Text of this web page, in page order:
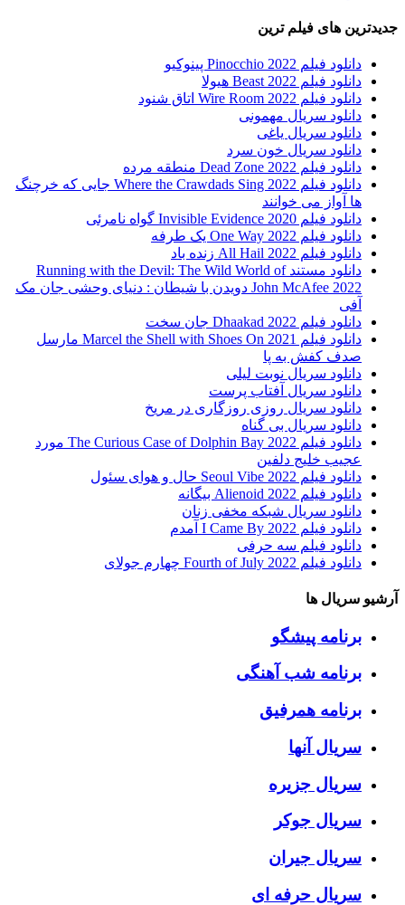
جدیدترین های فیلم ترین
دانلود فیلم Pinocchio 2022 پینوکیو
دانلود فیلم Beast 2022 هیولا
دانلود فیلم Wire Room 2022 اتاق شنود
دانلود سریال مهمونی
دانلود سریال یاغی
دانلود سریال خون سرد
دانلود فیلم 2022 Dead Zone منطقه مرده
دانلود فیلم Where the Crawdads Sing 2022 جایی که خرچنگ
ها آواز می خوانند
دانلود فیلم 2020 Invisible Evidence گواه نامرئی
دانلود فیلم One Way 2022 یک طرفه
دانلود فیلم All Hail 2022 زنده باد
دانلود مستند Running with the Devil: The Wild World of
John McAfee 2022 دویدن با شیطان : دنیای وحشی جان مک
آفی
دانلود فیلم Dhaakad 2022 جان سخت
دانلود فیلم Marcel the Shell with Shoes On 2021 مارسل
صدف کفش به پا
دانلود سریال نوبت لیلی
دانلود سریال آفتاب پرست
دانلود سریال روزی روزگاری در مریخ
دانلود سریال بی گناه
دانلود فیلم The Curious Case of Dolphin Bay 2022 مورد
عجیب خلیج دلفین
دانلود فیلم Seoul Vibe 2022 حال و هوای سئول
دانلود فیلم Alienoid 2022 بیگانه
دانلود سریال شبکه مخفی زنان
دانلود فیلم I Came By 2022 آمدم
دانلود فیلم سه حرفی
دانلود فیلم Fourth of July 2022 چهارم جولای
آرشیو سریال ها
برنامه پیشگو
برنامه شب آهنگی
برنامه همرفیق
سریال آنها
سریال جزیره
سریال جوکر
سریال جیران
سریال حرفه ای